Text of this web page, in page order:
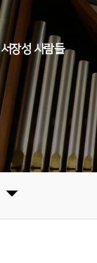
서장성 사람들